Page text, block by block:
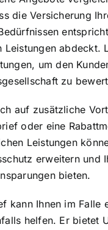
die Versicherung
abdeckt.
um den
zu
auf zusätzliche
oder eine
Leistungen
erweitern und
bieten.
kann Ihnen im Falle
helfen. Er bietet